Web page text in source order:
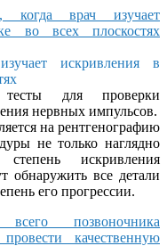
искривления в
тесты для проверки
нервных импульсов.
на рентгенографию
не только наглядно
искривления
обнаружить все детали
его прогрессии.